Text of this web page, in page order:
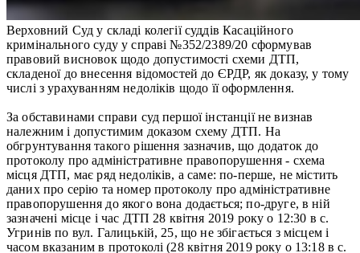
Верховний Суд у складі колегії суддів Касаційного
кримінального суду у справі №352/2389/20 сформував
правовий висновок щодо допустимості схеми ДТП,
складеної до внесення відомостей до ЄРДР, як доказу, у тому
числі з урахуванням недоліків щодо її оформлення.
За обставинами справи суд першої інстанції не визнав
належним і допустимим доказом схему ДТП. На
обгрунтування такого рішення зазначив, що додаток до
протоколу про адміністративне правопорушення - схема
місця ДТП, має ряд недоліків, а саме: по-перше, не містить
даних про серію та номер протоколу про адміністративне
правопорушення до якого вона додається; по-друге, в ній
зазначені місце і час ДТП 28 квітня 2019 року о 12:30 в с.
Угринів по вул. Галицькій, 25, що не збігається з місцем і
часом вказаним в протоколі (28 квітня 2019 року о 13:18 в с.